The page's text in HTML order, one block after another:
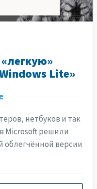
Lite»
нетбуков и так
Microsoft решили
облегчённой версии